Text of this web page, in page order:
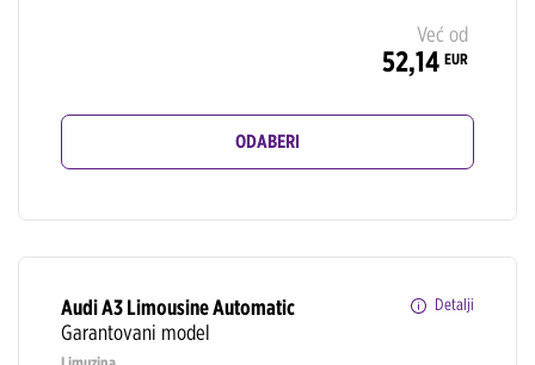
Već od
52,14 EUR
ODABERI
Audi A3 Limousine Automatic
Garantovani model
Detalji